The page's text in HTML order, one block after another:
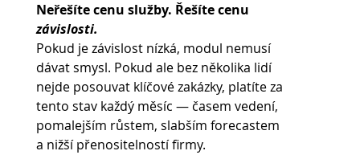
Neřešíte cenu služby. Řešíte cenu
závislosti.
Pokud je závislost nízká, modul nemusí
dávat smysl. Pokud ale bez několika lidí
nejde posouvat klíčové zakázky, platíte za
tento stav každý měsíc — časem vedení,
pomalejším růstem, slabším forecastem
a nižší přenositelností firmy.